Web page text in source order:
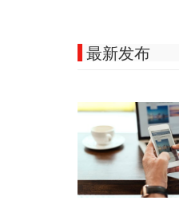
最新发布